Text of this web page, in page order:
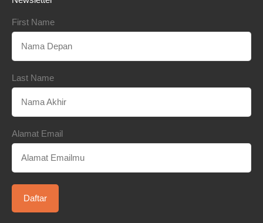
First Name
Last Name
Alamat Email